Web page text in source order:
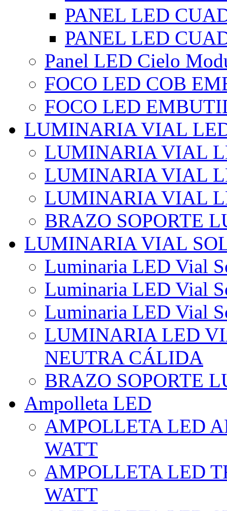
PANEL LED
PANEL LED
Panel LED Cielo
FOCO LED COB
FOCO LED
LUMINARIA VIAL
LUMINARIA VIAL
LUMINARIA VIAL
LUMINARIA VIAL
BRAZO SOPORTE
LUMINARIA VIAL
Luminaria LED Vial
Luminaria LED Vial
Luminaria LED Vial
LUMINARIA LED
NEUTRA CÁLIDA
BRAZO SOPORTE
Ampolleta LED
AMPOLLETA LED
WATT
AMPOLLETA LED
WATT